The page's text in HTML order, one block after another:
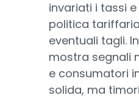
invariati i tassi
politica
eventuali tagli.
mostra segnali
e consumatori
solida, ma